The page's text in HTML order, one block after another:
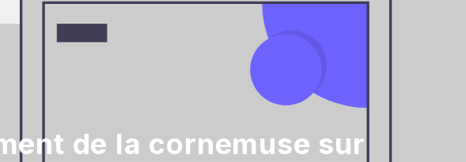
de la cornemuse sur